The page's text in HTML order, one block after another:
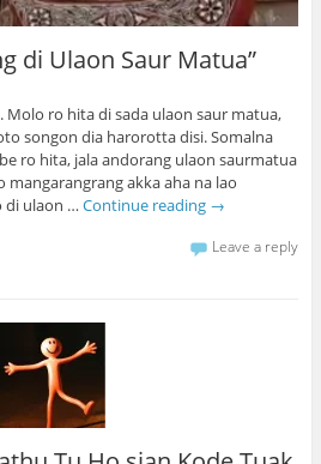
di Ulaon Saur Matua”
Molo ro hita di sada ulaon saur matua,
songon dia harorotta disi. Somalna
ro hita, jala andorang ulaon saurmatua
mangarangrang akka aha na lao
di ulaon … Continue reading →
Leave a reply